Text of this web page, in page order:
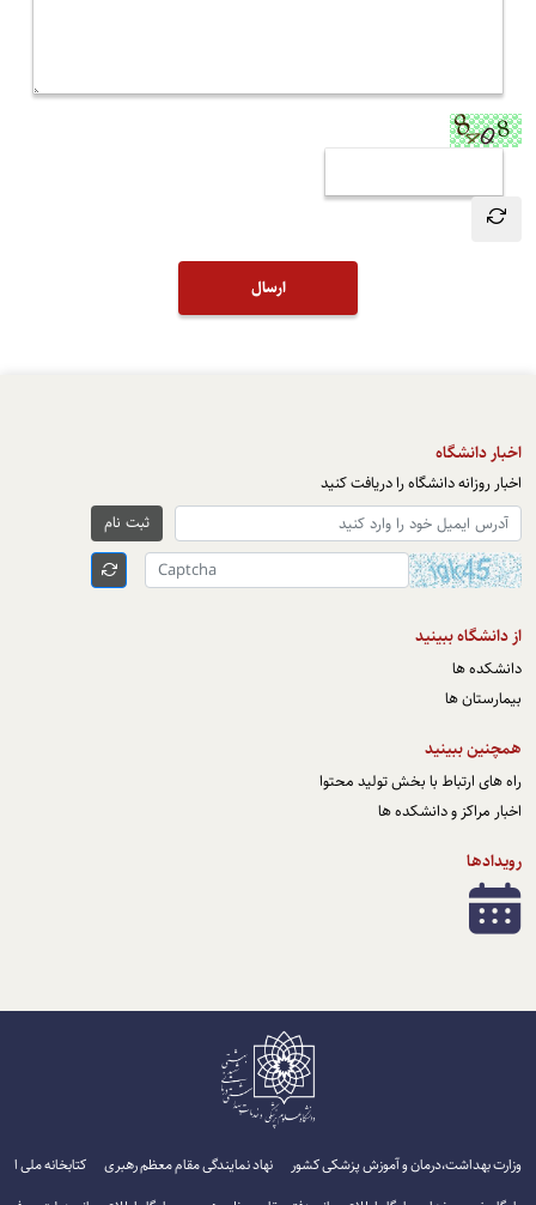
ارسال
اخبار دانشگاه
اخبار روزانه دانشگاه را دریافت کنید
ثبت نام
از دانشگاه ببینید
دانشکده ها
بیمارستان ها
همچنین ببینید
راه های ارتباط با بخش تولید محتوا
اخبار مراکز و دانشکده ها
رویدادها
وزارت بهداشت،درمان و آموزش پزشکی کشور نهاد نمایندگی مقام معظم رهبری
کتابخانه ملی